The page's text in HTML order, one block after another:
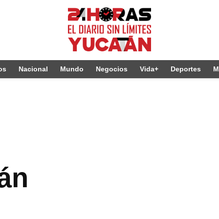
Nacional Mundo Negocios Vida+ Deportes